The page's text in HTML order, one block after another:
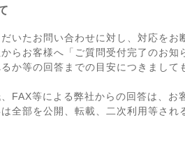
いたお問い合わせに対し、対応を
らお客様へ「ご質問受付完了のお
か等の回答までの目安につきまして
FAX等による弊社からの回答は、お
全部を公開、転載、二次利用等され